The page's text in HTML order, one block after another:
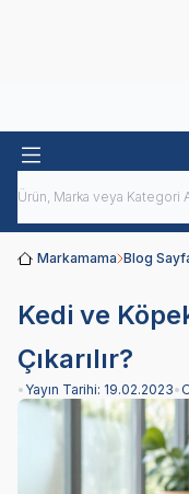
Markamama Blog
Kedi ve
Çıkarılır?
• Yayın Tarihi: 19.02.2023•